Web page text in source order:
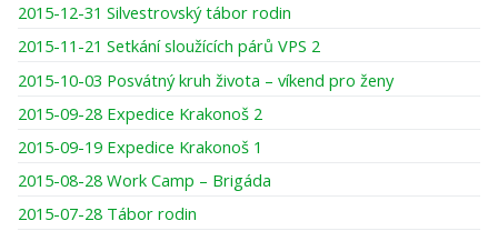
2015-12-31 Silvestrovský tábor rodin
2015-11-21 Setkání sloužících párů VPS 2
2015-10-03 Posvátný kruh života – víkend pro ženy
2015-09-28 Expedice Krakonoš 2
2015-09-19 Expedice Krakonoš 1
2015-08-28 Work Camp – Brigáda
2015-07-28 Tábor rodin